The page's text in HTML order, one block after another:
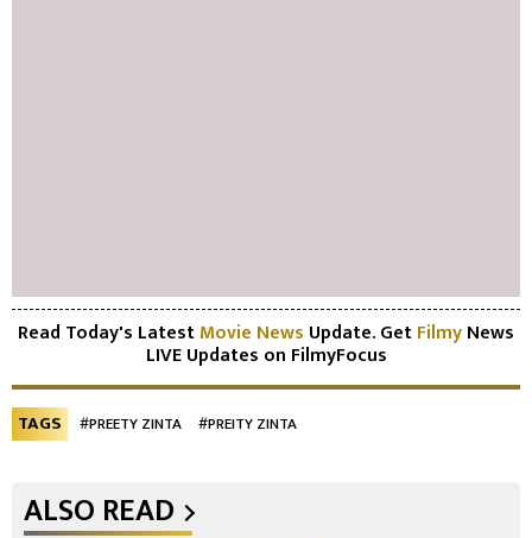
Read Today's LatestMovie News Update. GetFilmyNews
LIVE Updates on FilmyFocus
TAGS #PREETY ZINTA #PREITY ZINTA
ALSO READ